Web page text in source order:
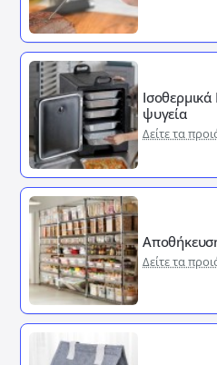
ψυγεία
Δείτε τα
Δείτε τα